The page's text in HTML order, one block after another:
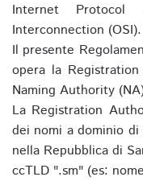
Internet
Interconnection (OSI).
Il presente
opera la
Naming Authority
La Registration
dei nomi a dominio
nella Repubblica di
ccTLD ".sm" (es: